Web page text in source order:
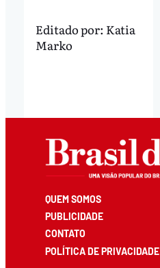
Editado por: Katia
Marko
QUEM SOMOS
PUBLICIDADE
CONTATO
POLÍTICA DE PRIVACIDADE